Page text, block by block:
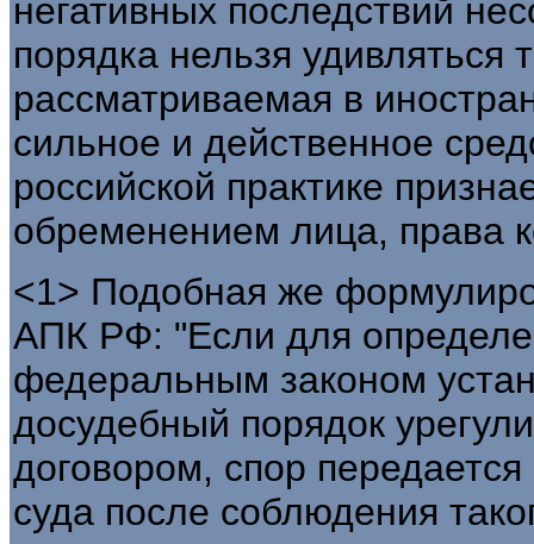
негативных последствий
порядка нельзя удивляться
рассматриваемая в
сильное и действенное
российской практике
обременением лица, права
<1> Подобная же
АПК РФ: "Если для
федеральным законом
досудебный порядок
договором, спор
суда после соблюдения